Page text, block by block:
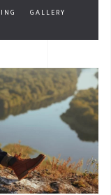
GALLERY